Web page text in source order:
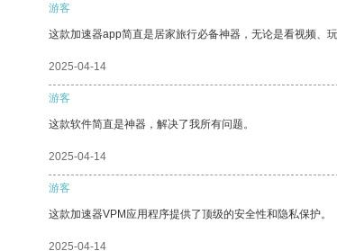
游客
这款加速器app简直是居家旅行必备神器，无论是看视频、
2025-04-14
游客
这款软件简直是神器，解决了我所有问题。
2025-04-14
游客
这款加速器VPM应用程序提供了顶级的安全性和隐私保护。
2025-04-14